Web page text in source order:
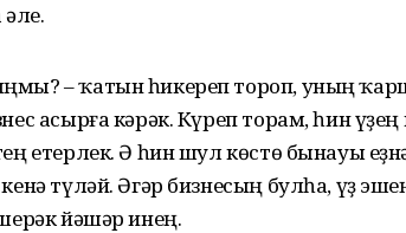
– ҡатын һикереп тороп, уның
асырға кәрәк. Күреп торам, һин үҙең
етерлек. Ә һин шул көстө бынауы
түләй. Әгәр бизнесың булһа, үҙ
йәшәр инең.